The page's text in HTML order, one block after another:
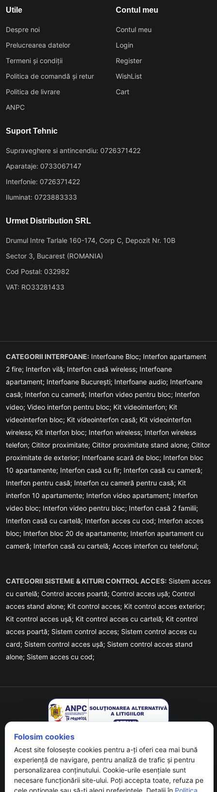
Utile
Despre noi
Prelucrearea datelor
Termeni și condiții
Politica de comandă și retur
Politica de livrare
ANPC
Contul meu
Contul meu
Login
Register
WishList
Cart
Suport Tehnic
Supraveghere si antincendiu: 0726371422
Aparataje: 0733067147
Interfonie: 0726371422
Iluminat: 0723883333
Urmet Distribution SRL
Drumul Intre Tarlale 160-174, Corp C, Depozit Nr. 10B
Sector 3, Bucarest (ROMANIA)
Cod Postal: 032982
VAT: RO33281433
CATEGORII INTERFOANE: Interfoane Bloc; Interfon apartament
2 fire; Interfon vilă; Interfon casă wireless; Interfoane
apartament; Interfoane București; Interfoane audio; Interfoane
casă; Interfon cu cameră; Interfon video pentru bloc; Interfon
video; Video interfon pentru bloc; Kit videointerfon; Kit
videointerfon bloc; Kit videointerfon casă; Kit videointerfon
wireless; Kit interfon bloc; Interfon wireless; Interfon wireless
telefon; Cititor proximitate; Cititor proximitate stand alone; Cititor
proximitate de exterior; Interfoane scară de bloc; Interfon bloc
10 apartamente; Interfon casă cu fir; Interfon casă cu cameră;
Interfon pentru casă; Interfon cu cameră pentru casă; Kit
interfon 10 apartamente; Interfon video apartament; Interfon
video bloc; Interfon video pentru bloc; Interfon casă 2 familii;
Interfon casă cu cartelă; Interfon acces cu cod; Interfon acces
bloc; Interfon bloc 20 de apartamente; Interfon apartament cu
cameră; Interfon casă cu cartelă; Acces interfon cu telefonul;
CATEGORII SISTEME & KITURI CONTROL ACCES: Sistem acces
cu cartelă; Control acces poartă; Control acces ușă; Control
acces stand alone; Kit control acces; Kit control acces exterior;
Kit control acces ușă; Kit control acces cu cartelă; Kit control
acces poartă; Sistem control acces; Sistem control acces cu
card; Sistem control acces ușă; Sistem control acces stand
alone; Sistem acces cu cod;
Copyrights © 2026 URMET - Powered ByDigital Agency
Rights Reserved.
Folosim cookies
Acest site folosește cookies pentru a-ți oferi cea mai bună
experiență de navigare, pentru analiză de trafic și pentru
personalizarea conținutului. Cookie-urile esențiale sunt
necesare funcționării site-ului. Poți accepta toate, refuza pe
cele opționale sau să-ți alegi preferințele. Detalii în Politica